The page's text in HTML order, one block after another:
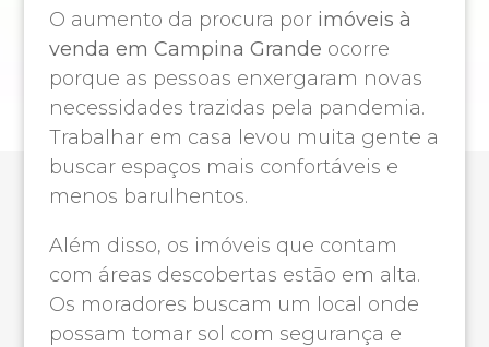
O aumento da procura por imóveis à
venda em Campina Grande ocorre
porque as pessoas enxergaram novas
necessidades trazidas pela pandemia.
Trabalhar em casa levou muita gente a
buscar espaços mais confortáveis e
menos barulhentos.
Além disso, os imóveis que contam
com áreas descobertas estão em alta.
Os moradores buscam um local onde
possam tomar sol com segurança e